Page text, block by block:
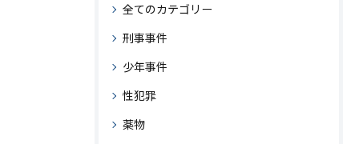
全てのカテゴリー
刑事事件
少年事件
性犯罪
薬物